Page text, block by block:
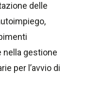
delle
nella gestione
per l’avvio di